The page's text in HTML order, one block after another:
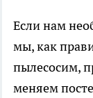
Если нам
мы, как
пылесосим,
меняем